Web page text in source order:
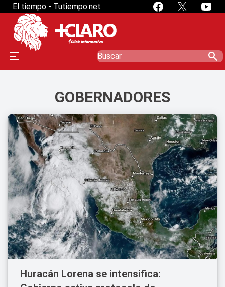
El tiempo - Tutiempo.net
search
GOBERNADORES
Huracán Lorena se intensifica: